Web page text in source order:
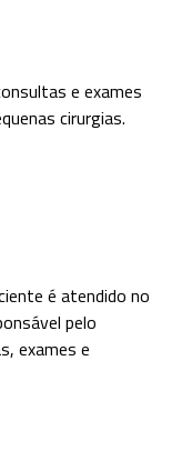
e exames
cirurgias.
é atendido no
pelo
exames e